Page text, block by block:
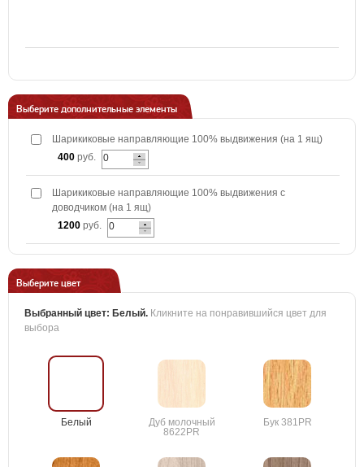
Выберите дополнительные элементы
Шарикиковые направляющие 100% выдвижения (на 1 ящ)
400 руб.
Шарикиковые направляющие 100% выдвижения с
доводчиком (на 1 ящ)
1200 руб.
Выберите цвет
Выбранный цвет: Белый. Кликните на понравившийся цвет для
выбора
Белый
Дуб молочный
8622PR
Бук 381PR